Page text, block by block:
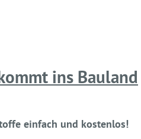
ins Bauland
einfach und kostenlos!